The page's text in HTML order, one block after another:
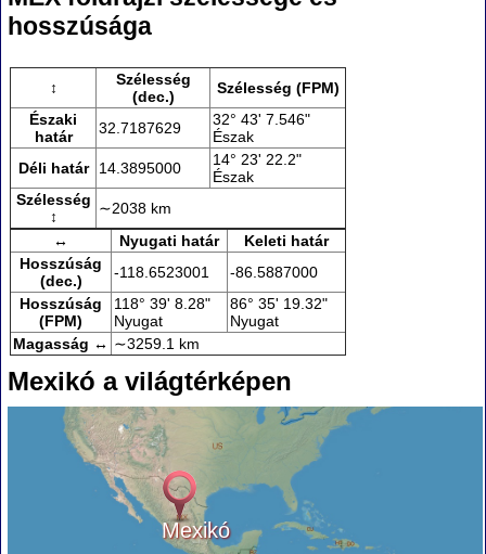
hosszúsága
↕
Szélesség
(dec.)
Szélesség (FPM)
Északi
határ
32.7187629
32° 43' 7.546"
Észak
Déli határ
14.3895000
14° 23' 22.2"
Észak
Szélesség
↕
∼2038 km
↔
Nyugati határ
Keleti határ
Hosszúság
(dec.)
-118.6523001
-86.5887000
Hosszúság
(FPM)
118° 39' 8.28"
Nyugat
86° 35' 19.32"
Nyugat
Magasság ↔ ∼3259.1 km
Mexikó a világtérképen
Mexikó